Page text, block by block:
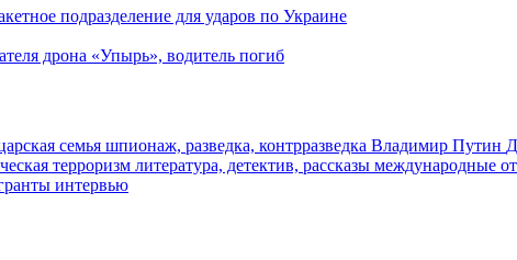
подразделение для ударов по Украине
дрона «Упырь», водитель погиб
семья шпионаж, разведка, контрразведка Владимир Путин
терроризм литература, детектив, рассказы международные
интервью